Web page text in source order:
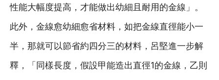
性能大幅度提高，才能做出幼細且耐用的金線」。
此外，金線愈幼細愈省材料，如把金線直徑能小一
半，那就可以節省約四分三的材料，呂堅進一步解
釋，「同樣長度，假設甲能造出直徑1的金線，乙則